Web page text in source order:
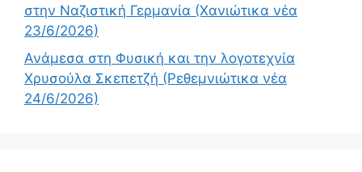
στην Ναζιστική Γερμανία (Χανιώτικα νέα
23/6/2026)
Ανάμεσα στη Φυσική και την λογοτεχνία
Χρυσούλα Σκεπετζή (Ρεθεμνιώτικα νέα
24/6/2026)